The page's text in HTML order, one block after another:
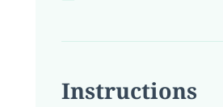
Instructions